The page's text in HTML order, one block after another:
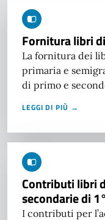
Fornitura libri
La fornitura dei
primaria e
di primo e
LEGGI DI PIÙ →
Contributi libri
secondarie di
I contributi per